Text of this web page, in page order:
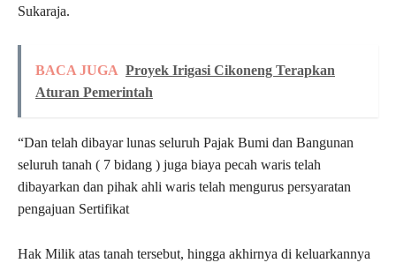
Sukaraja.
BACA JUGA Proyek Irigasi Cikoneng Terapkan
Aturan Pemerintah
“Dan telah dibayar lunas seluruh Pajak Bumi dan Bangunan
seluruh tanah ( 7 bidang ) juga biaya pecah waris telah
dibayarkan dan pihak ahli waris telah mengurus persyaratan
pengajuan Sertifikat
Hak Milik atas tanah tersebut, hingga akhirnya di keluarkannya